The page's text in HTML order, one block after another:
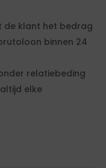
de klant het bedrag
binnen 24
relatiebeding
elke